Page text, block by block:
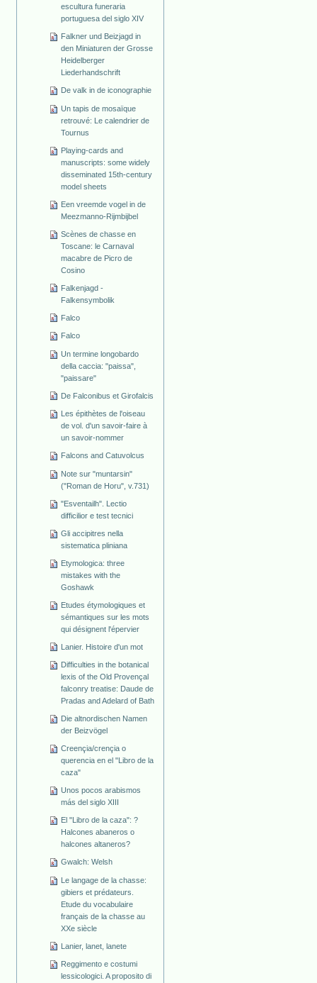
escultura funeraria
portuguesa del siglo XIV
Falkner und Beizjagd in
den Miniaturen der Grosse
Heidelberger
Liederhandschrift
De valk in de iconographie
Un tapis de mosaïque
retrouvé: Le calendrier de
Tournus
Playing-cards and
manuscripts: some widely
disseminated 15th-century
model sheets
Een vreemde vogel in de
Meezmanno-Rijmbijbel
Scènes de chasse en
Toscane: le Carnaval
macabre de Picro de
Cosino
Falkenjagd -
Falkensymbolik
Falco
Falco
Un termine longobardo
della caccia: "paissa",
"paissare"
De Falconibus et Girofalcis
Les épithètes de l'oiseau
de vol. d'un savoir-faire à
un savoir-nommer
Falcons and Catuvolcus
Note sur "muntarsin"
("Roman de Horu", v.731)
"Esventailh". Lectio
difficilior e test tecnici
Gli accipitres nella
sistematica pliniana
Etymologica: three
mistakes with the
Goshawk
Etudes étymologiques et
sémantiques sur les mots
qui désignent l'épervier
Lanier. Histoire d'un mot
Difficulties in the botanical
lexis of the Old Provençal
falconry treatise: Daude de
Pradas and Adelard of Bath
Die altnordischen Namen
der Beizvögel
Creençia/crençia o
querencia en el "Libro de la
caza"
Unos pocos arabismos
más del siglo XIII
El "Libro de la caza": ?
Halcones abaneros o
halcones altaneros?
Gwalch: Welsh
Le langage de la chasse:
gibiers et prédateurs.
Etude du vocabulaire
français de la chasse au
XXe siècle
Lanier, lanet, lanete
Reggimento e costumi
lessicologici. A proposito di